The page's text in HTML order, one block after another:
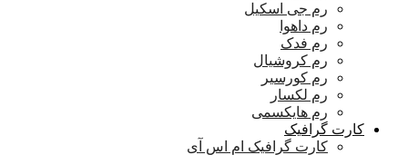
رم جی اسکیل
رم داهوا
رم فدک
رم کروشیال
رم کورسیر
رم لکسار
رم هایکسمی
کارت گرافیک
کارت گرافیک ام اس آی